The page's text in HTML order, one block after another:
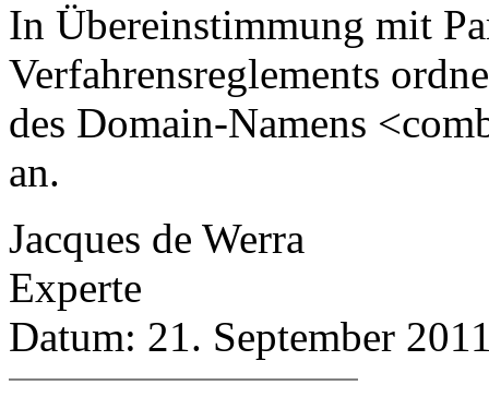
In Übereinstimmung mit
Verfahrensreglements
des Domain-Namens
an.
Jacques de Werra
Experte
Datum: 21. September